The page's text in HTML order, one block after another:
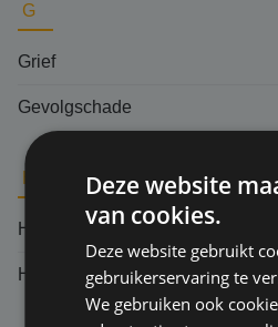
G
Grief
Gevolgschade
Herverzekering
Hoger beroep
Deze website
van cookies.
Deze website gebruikt
gebruikerservaring te
We gebruiken ook